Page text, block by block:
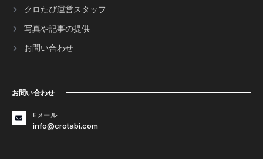
クロたび運営スタッフ
写真や記事の提供
お問い合わせ
お問い合わせ
Eメール
info@crotabi.com